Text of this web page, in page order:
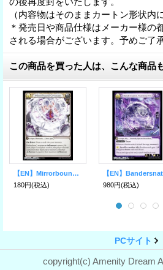
（内容物はそのままカートン形状内
＊発売日や商品仕様はメーカー様の
される場合がございます。予めご了
この商品を買った人は、こんな商品
【EN】Mirrorbound Covenant
180円(税込)
980円(税込)
PCサイト
copyright(c) Amenity Dream